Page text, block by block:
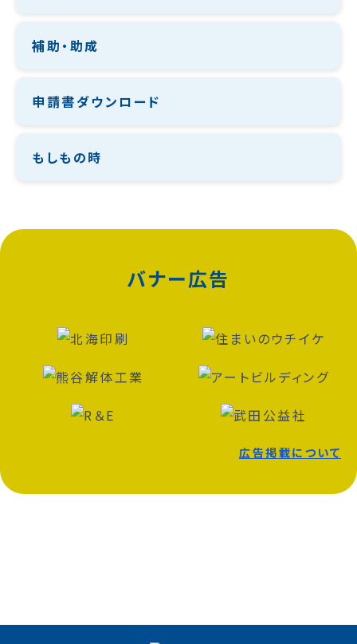
補助・助成
申請書ダウンロード
もしもの時
バナー広告
広告掲載について